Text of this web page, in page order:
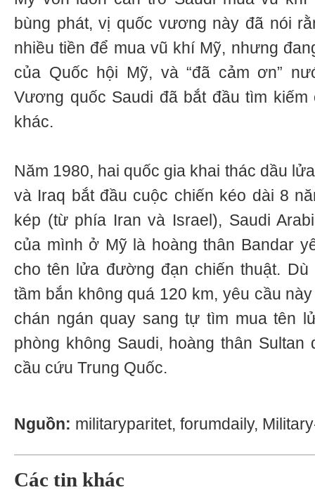
bùng phát, vị quốc vương này đã nói
nhiều tiền để mua vũ khí Mỹ, nhưng
của Quốc hội Mỹ, và “đã cảm ơn”
Vương quốc Saudi đã bắt đầu tìm
khác.
Năm 1980, hai quốc gia khai thác dầu
và Iraq bắt đầu cuộc chiến kéo dài 8
kép (từ phía Iran và Israel), Saudi
của mình ở Mỹ là hoàng thân Bandar
cho tên lửa đường đạn chiến thuật.
tầm bắn không quá 120 km, yêu cầu
chán ngán quay sang tự tìm mua tên
phòng không Saudi, hoàng thân
cầu cứu Trung Quốc.
Nguồn: militaryparitet, forumdaily,
Các tin khác